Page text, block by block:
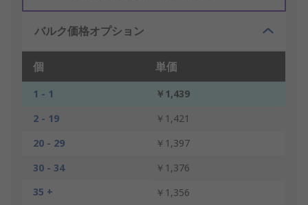
バルク価格オプション
個 単価
1 - 1
￥1,439
2 - 19
￥1,421
20 - 29
￥1,397
30 - 34
￥1,376
35 +
￥1,356